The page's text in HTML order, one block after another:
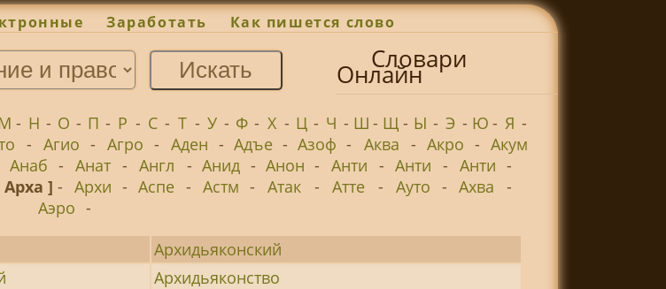
Заработать Как пишется слово
Словари
Онлайн
- Н - О - П - Р - С - Т - У - Ф - Х - Ц - Ч - Ш - Щ - Ы - Э - Ю- Я -
- Агио - Агро - Аден - Адъе - Азоф - Аква - Акро - Акум
Анаб - Анат - Англ - Анид - Анон - Анти - Анти - Анти -
Арха ]- Архи - Аспе - Астм - Атак - Атте - Ауто - Ахва
-
Аэро -
Архидьяконский
Архидьяконство